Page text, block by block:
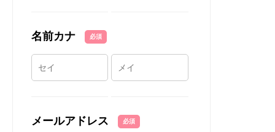
名前カナ 必須
メールアドレス 必須